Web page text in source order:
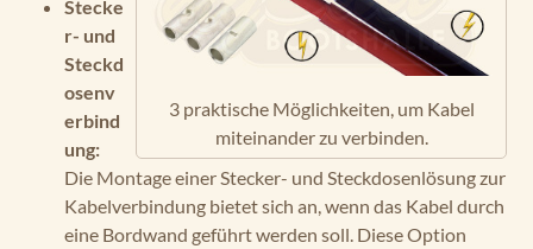
3 praktische Möglichkeiten, um Kabel
miteinander zu verbinden.
Stecke
r- und
Steckd
osenv
erbind
ung:
Die Montage einer Stecker- und Steckdosenlösung zur
Kabelverbindung bietet sich an, wenn das Kabel durch
eine Bordwand geführt werden soll. Diese Option